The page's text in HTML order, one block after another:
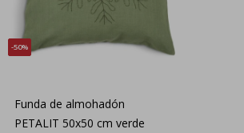
50
Funda de almohadón
PETALIT 50x50 cm verde